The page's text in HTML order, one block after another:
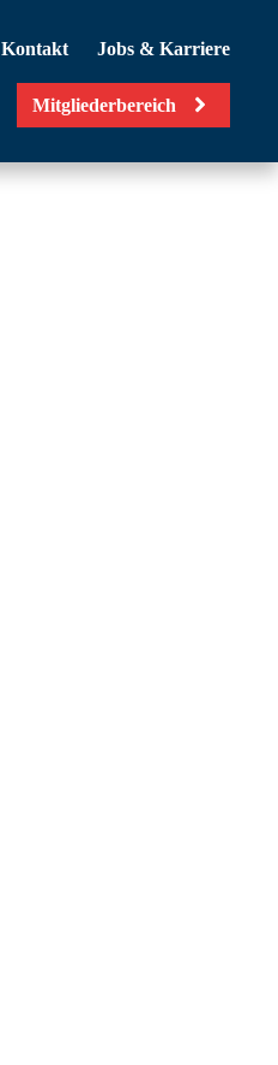
Mitgliederbereich
Kontakt Jobs & Karriere